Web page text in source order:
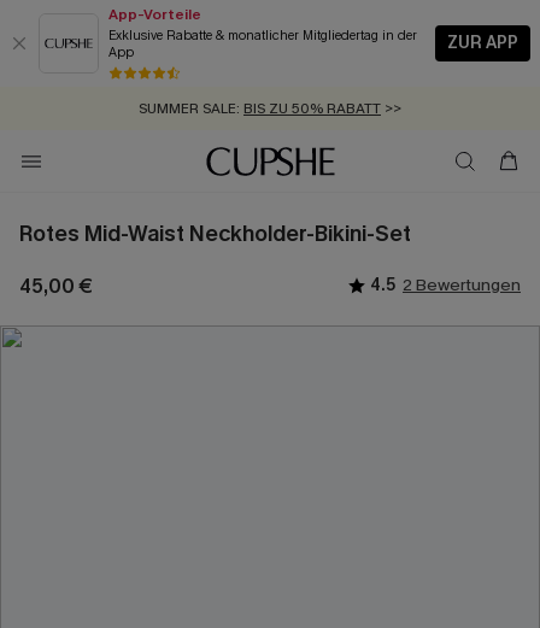
App-Vorteile
Exklusive Rabatte & monatlicher Mitgliedertag in der
App
ZUR APP
GRATIS MASSBAND MIT JEDEM SCHNELLVERSAND-ARTIKEL >>
SUMMER SALE: BIS ZU 50% RABATT >>
ZUM NEWSLETTER:BIS ZU -20% EXTRA ERHALTEN
KOSTENLOSER VERSAND AB 89 €
Rotes Mid-Waist Neckholder-Bikini-Set
45,00 € 4.5 2 Bewertungen